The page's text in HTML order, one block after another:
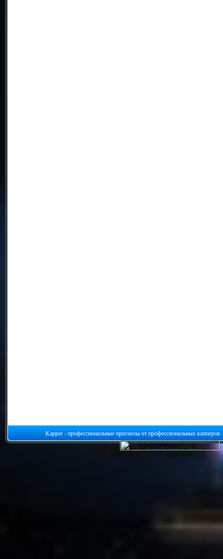
Kapper - профессиональные прогнозы от профессиональных